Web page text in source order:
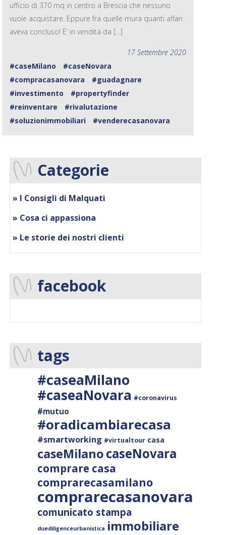
ufficio di 370 mq in centro a Brescia che nessuno
vuole acquistare. Eppure fra quelle mura quanti affari
aveva concluso! E’ in vendita da […]
17 Settembre 2020
#caseMilano
#caseNovara
#compracasanovara
#guadagnare
#investimento
#propertyfinder
#reinventare
#rivalutazione
#soluzionimmobiliari
#venderecasanovara
Categorie
» I Consigli di Malquati
» Cosa ci appassiona
» Le storie dei nostri clienti
facebook
tags
#caseaMilano
#caseaNovara #coronavirus
#mutuo
#oradicambiarecasa
#smartworking #virtualtour casa
caseMilanocaseNovara
comprare casa
comprarecasamilano
comprarecasanovara
comunicato stampa
duediligenceurbanistica immobiliare